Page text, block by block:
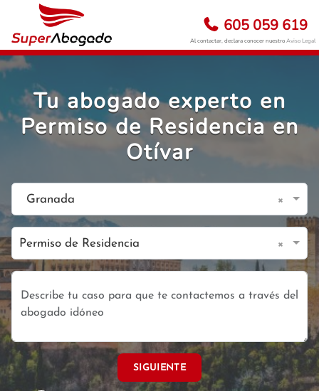
605 059 619
Al contactar, declara conocer nuestroAviso Legal
Tu abogado experto en
Permiso de Residencia en
Otívar
Granada ×
Permiso de Residencia ×
SIGUIENTE